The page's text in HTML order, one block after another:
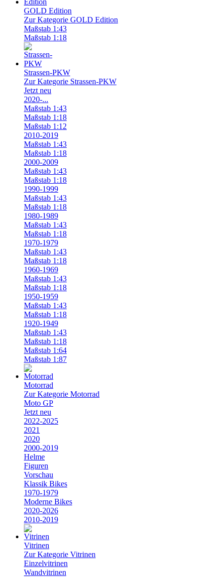
GOLD Edition
Zur Kategorie GOLD Edition
Maßstab 1:43
Maßstab 1:18
Strassen-PKW
Zur Kategorie Strassen-PKW
Jetzt neu
2020-...
Maßstab 1:43
Maßstab 1:18
Maßstab 1:12
2010-2019
Maßstab 1:43
Maßstab 1:18
2000-2009
Maßstab 1:43
Maßstab 1:18
1990-1999
Maßstab 1:43
Maßstab 1:18
1980-1989
Maßstab 1:43
Maßstab 1:18
1970-1979
Maßstab 1:43
Maßstab 1:18
1960-1969
Maßstab 1:43
Maßstab 1:18
1950-1959
Maßstab 1:43
Maßstab 1:18
1920-1949
Maßstab 1:43
Maßstab 1:18
Maßstab 1:64
Maßstab 1:87
Motorrad
Zur Kategorie Motorrad
Moto GP
Jetzt neu
2022-2025
2021
2020
2000-2019
Helme
Figuren
Vorschau
Klassik Bikes
1970-1979
Moderne Bikes
2020-2026
2010-2019
Vitrinen
Zur Kategorie Vitrinen
Einzelvitrinen
Wandvitrinen